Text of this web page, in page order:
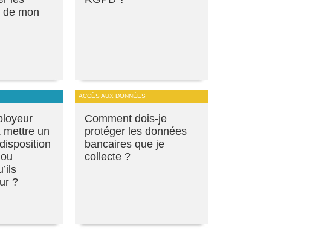
mon
mettre un
?
ACCÈS AUX DONNÉES
Comment dois-je
protéger les données
bancaires que je
collecte ?